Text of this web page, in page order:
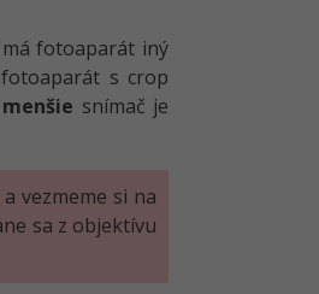
fotoaparát iný
s crop
menšie snímač je
vezmeme si na
sa z objektívu